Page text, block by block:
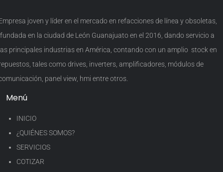
joven y líder en el mercado en refacciones de línea y obsoletas,
en la ciudad de León Guanajuato en el 2016, dando servicio a
principales industrias en América, contando con un amplio stock en
tales como drives, inverters, amplificadores, módulos de
panel view, hmi entre otros.
Menú
INICIO
¿QUIÉNES SOMOS?
SERVICIOS
COTIZAR